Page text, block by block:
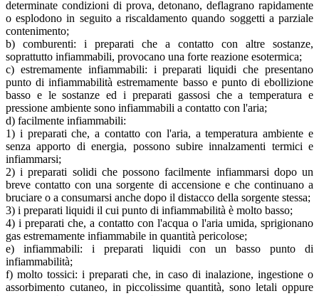
determinate condizioni di prova, detonano, deflagrano rapidamente
o esplodono in seguito a riscaldamento quando soggetti a parziale
contenimento;
b) comburenti: i preparati che a contatto con altre sostanze,
soprattutto infiammabili, provocano una forte reazione esotermica;
c) estremamente infiammabili: i preparati liquidi che presentano
punto di infiammabilità estremamente basso e punto di ebollizione
basso e le sostanze ed i preparati gassosi che a temperatura e
pressione ambiente sono infiammabili a contatto con l'aria;
d) facilmente infiammabili:
1) i preparati che, a contatto con l'aria, a temperatura ambiente e
senza apporto di energia, possono subire innalzamenti termici e
infiammarsi;
2) i preparati solidi che possono facilmente infiammarsi dopo un
breve contatto con una sorgente di accensione e che continuano a
bruciare o a consumarsi anche dopo il distacco della sorgente stessa;
3) i preparati liquidi il cui punto di infiammabilità è molto basso;
4) i preparati che, a contatto con l'acqua o l'aria umida, sprigionano
gas estremamente infiammabile in quantità pericolose;
e) infiammabili: i preparati liquidi con un basso punto di
infiammabilità;
f) molto tossici: i preparati che, in caso di inalazione, ingestione o
assorbimento cutaneo, in piccolissime quantità, sono letali oppure